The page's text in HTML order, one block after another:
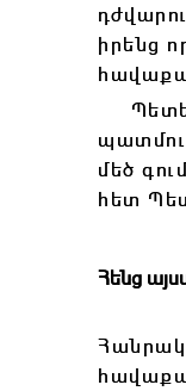
իրենց
մեծ
հետ
Հենց